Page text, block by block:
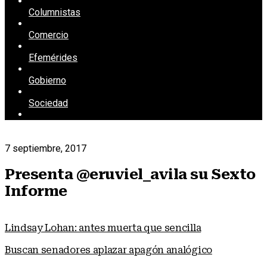
Columnistas
Comercio
Efemérides
Gobierno
Sociedad
7 septiembre, 2017
Presenta @eruviel_avila su Sexto
Informe
Lindsay Lohan: antes muerta que sencilla
Buscan senadores aplazar apagón analógico